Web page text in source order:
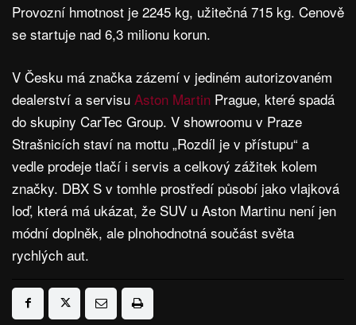
Provozní hmotnost je 2245 kg, užitečná 715 kg. Cenově
se startuje nad 6,3 milionu korun.
V Česku má značka zázemí v jediném autorizovaném
dealerství a servisu Aston Martin Prague, které spadá
do skupiny CarTec Group. V showroomu v Praze
Strašnicích staví na mottu „Rozdíl je v přístupu“ a
vedle prodeje tlačí i servis a celkový zážitek kolem
značky. DBX S v tomhle prostředí působí jako vlajková
loď, která má ukázat, že SUV u Aston Martinu není jen
módní doplněk, ale plnohodnotná součást světa
rychlých aut.